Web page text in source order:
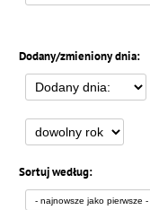
Dodany/zmieniony dnia:
Sortuj według: